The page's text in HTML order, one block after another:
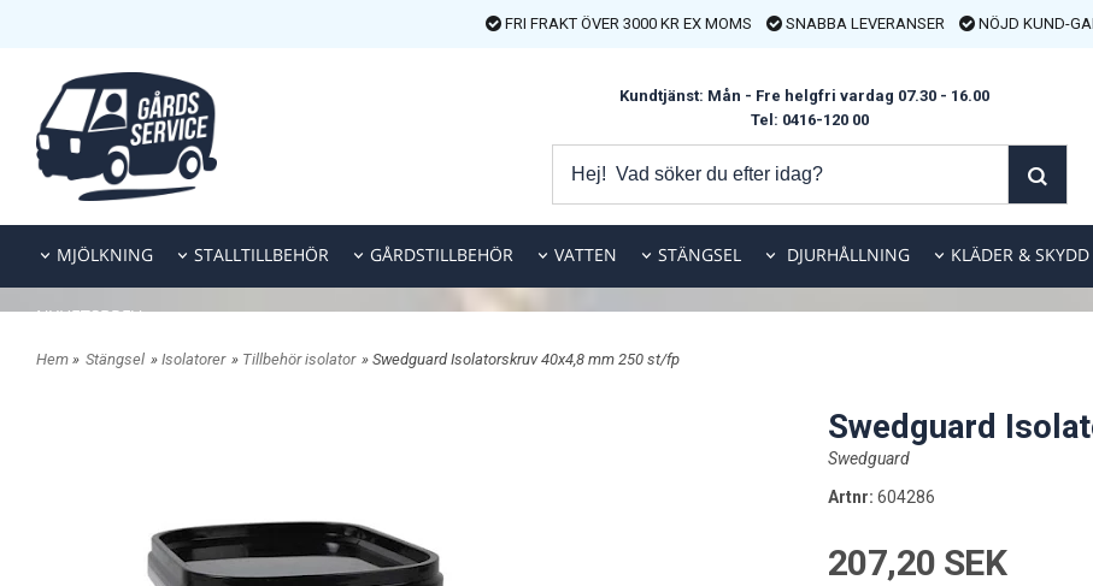
FRI FRAKT ÖVER 3000 KR EX MOMS SNABBA LEVERANSER NÖJD KUND-
Kundtjänst: Mån - Fre helgfri vardag 07.30 - 16.00
Tel: 0416-120 00
MJÖLKNING STALLTILLBEHÖR GÅRDSTILLBEHÖR VATTEN STÄNGSEL DJURHÅLLNING KLÄDER & SKYDD
NYHETSBREV
Hem » Stängsel » Isolatorer » Tillbehör isolator » Swedguard Isolatorskruv 40x4,8 mm 250 st/fp
Swedguard
Swedguard
Artnr: 604286
207,20 SEK